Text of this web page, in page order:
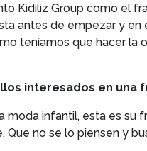
Kidiliz Group como el
antes de empezar y
teníamos que hacer
interesados en una
moda infantil, esta es su
no se lo piensen y